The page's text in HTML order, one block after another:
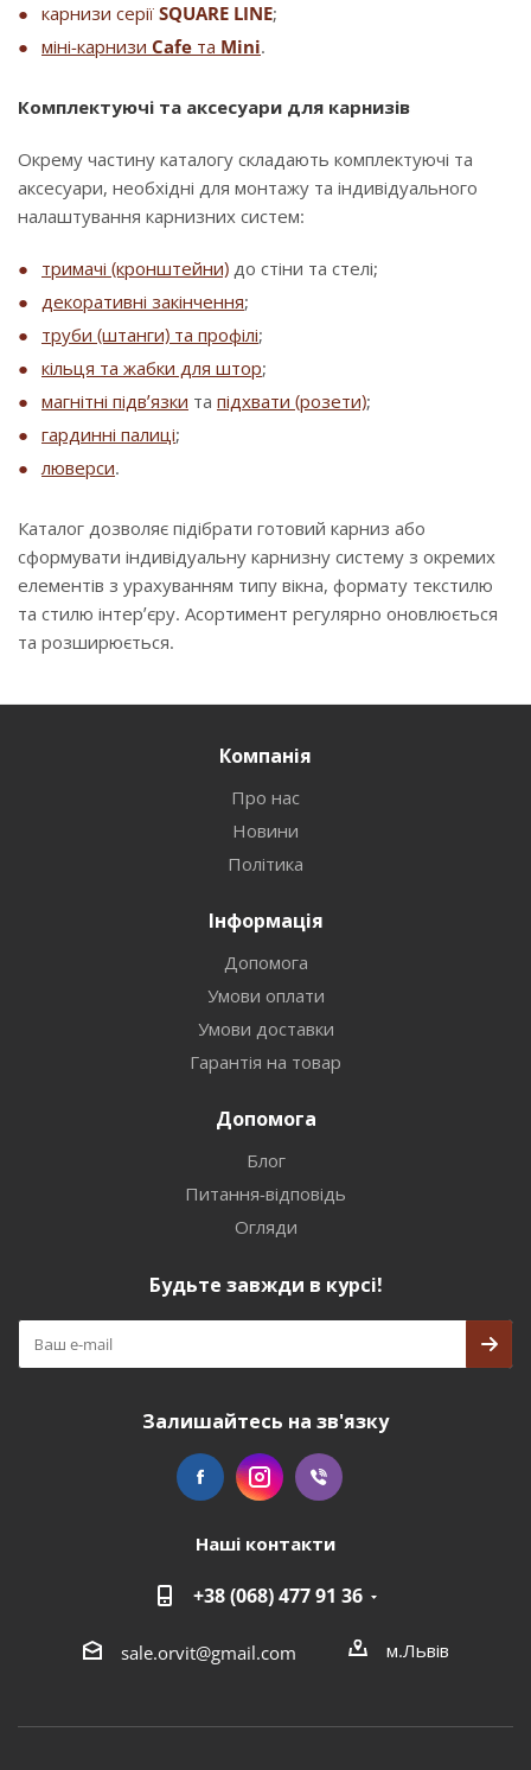
карнизи серії SQUARE LINE;
міні-карнизи Cafe та Mini.
Комплектуючі та аксесуари для карнизів
Окрему частину каталогу складають комплектуючі та
аксесуари, необхідні для монтажу та індивідуального
налаштування карнизних систем:
тримачі (кронштейни) до стіни та стелі;
декоративні закінчення;
труби (штанги) та профілі;
кільця та жабки для штор;
магнітні підв’язки та підхвати (розети);
гардинні палиці;
люверси.
Каталог дозволяє підібрати готовий карниз або
сформувати індивідуальну карнизну систему з окремих
елементів з урахуванням типу вікна, формату текстилю
та стилю інтер’єру. Асортимент регулярно оновлюється
та розширюється.
Компанія
Про нас
Новини
Політика
Інформація
Допомога
Умови оплати
Умови доставки
Гарантія на товар
Допомога
Блог
Питання-відповідь
Огляди
Будьте завжди в курсі!
Залишайтесь на зв'язку
Наші контакти
+38 (068) 477 91 36
sale.orvit@gmail.com м.Львів